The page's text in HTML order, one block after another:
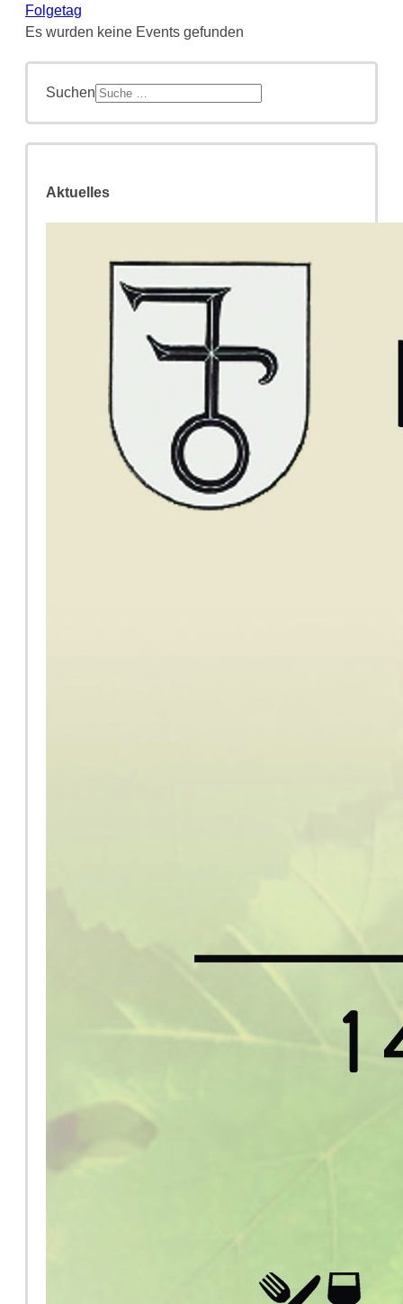
Folgetag
Es wurden keine Events gefunden
Suchen
Aktuelles